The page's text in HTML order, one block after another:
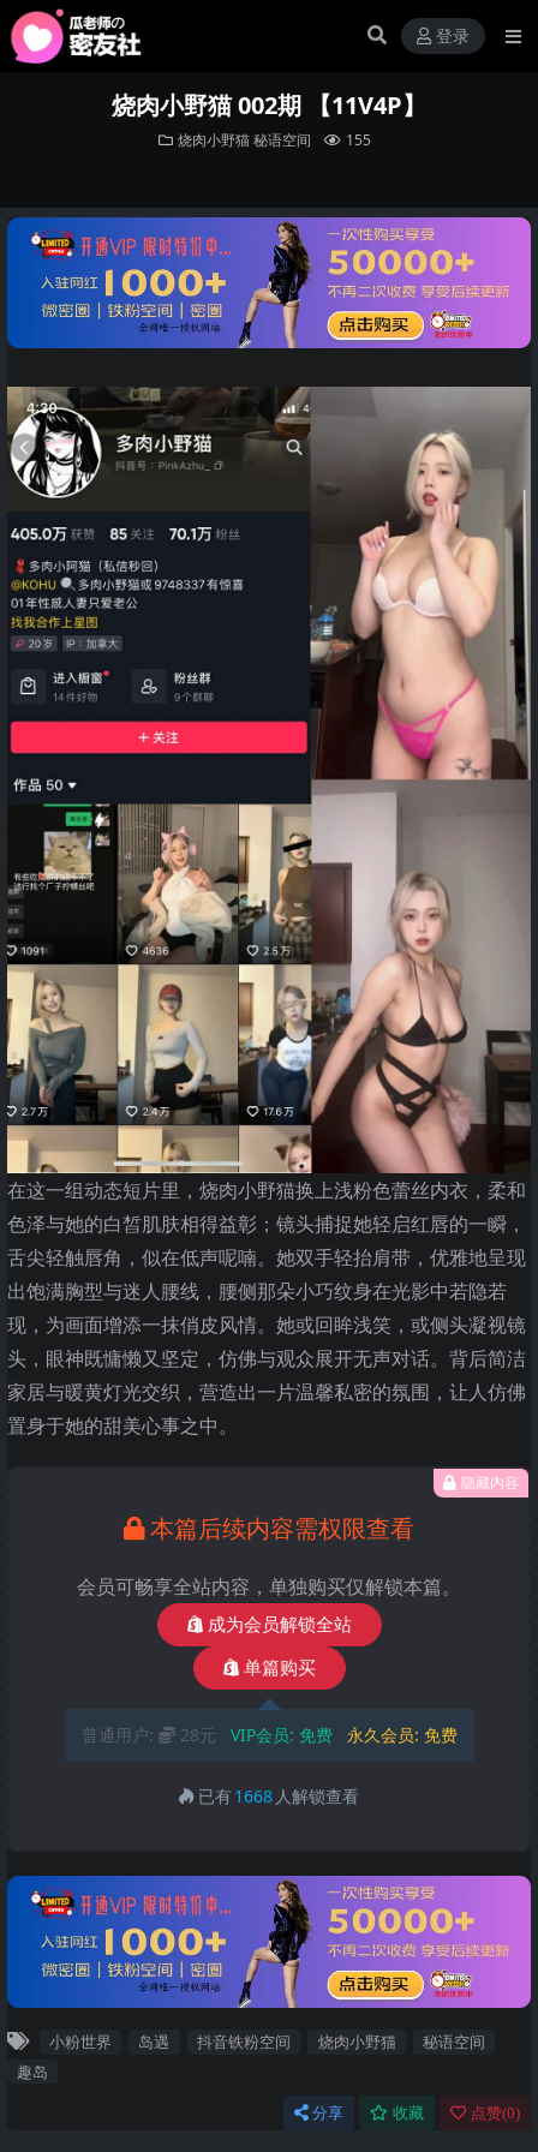
登录
烧肉小野猫 002期 【11V4P】
烧肉小野猫 秘语空间 155
在这一组动态短片里，烧肉小野猫换上浅粉色蕾丝内衣，柔和
色泽与她的白皙肌肤相得益彰；镜头捕捉她轻启红唇的一瞬，
舌尖轻触唇角，似在低声呢喃。她双手轻抬肩带，优雅地呈现
出饱满胸型与迷人腰线，腰侧那朵小巧纹身在光影中若隐若
现，为画面增添一抹俏皮风情。她或回眸浅笑，或侧头凝视镜
头，眼神既慵懒又坚定，仿佛与观众展开无声对话。背后简洁
家居与暖黄灯光交织，营造出一片温馨私密的氛围，让人仿佛
置身于她的甜美心事之中。
隐藏内容
本篇后续内容需权限查看
会员可畅享全站内容，单独购买仅解锁本篇。
成为会员解锁全站
单篇购买
普通用户: 28元 VIP会员: 免费 永久会员: 免费
已有1668 人解锁查看
小粉世界 岛遇 抖音铁粉空间 烧肉小野猫
秘语空间
趣岛
分享 收藏 点赞(0)